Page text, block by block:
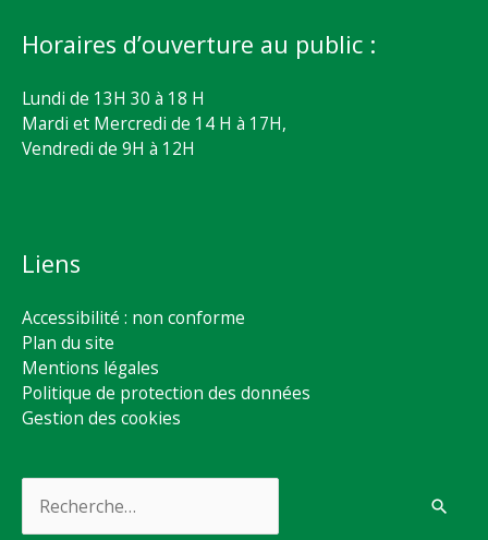
Horaires d’ouverture au public :
Lundi de 13H 30 à 18 H
Mardi et Mercredi de 14 H à 17H,
Vendredi de 9H à 12H
Liens
Accessibilité : non conforme
Plan du site
Mentions légales
Politique de protection des données
Gestion des cookies